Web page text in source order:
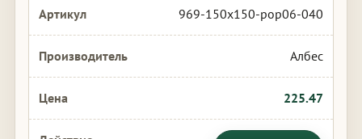
969-150x150-pop06-040
Албес
225.47